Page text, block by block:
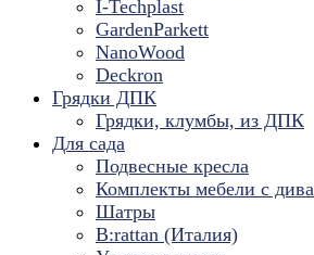
I-Techplast
GardenParkett
NanoWood
Deckron
Грядки ДПК
Грядки, клумбы, из ДПК
Для сада
Подвесные кресла
Комплекты мебели с
Шатры
B:rattan (Италия)